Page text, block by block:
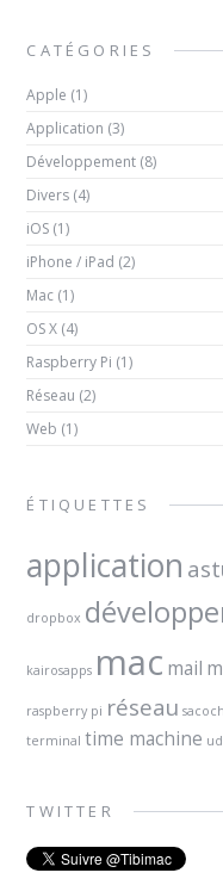
CATÉGORIES
Apple (1)
Application (3)
Développement (8)
Divers (4)
iOS (1)
iPhone / iPad (2)
Mac (1)
OS X (4)
Raspberry Pi (1)
Réseau (2)
Web (1)
ÉTIQUETTES
application
dropbox
kairosapps mac mail
raspberry pi réseau
terminal time machine
TWITTER